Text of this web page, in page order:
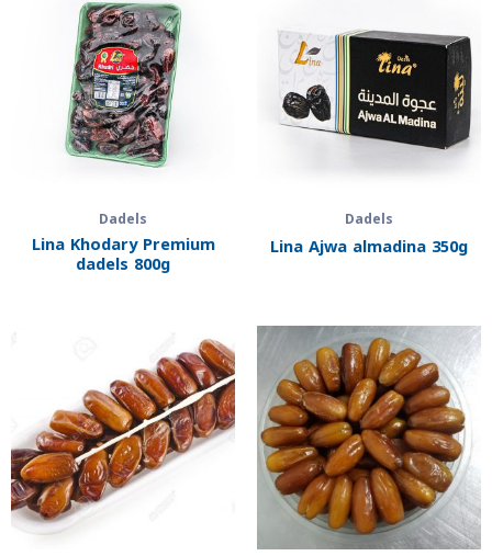
Dadels
Lina Khodary Premium
dadels 800g
Dadels
Lina Ajwa almadina 350g